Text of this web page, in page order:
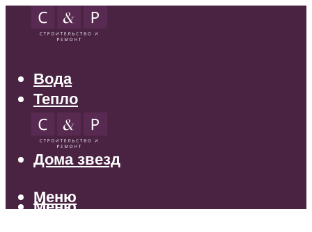
Вода
Тепло
Электрика
Свет
Дома звезд
Меню
Меню